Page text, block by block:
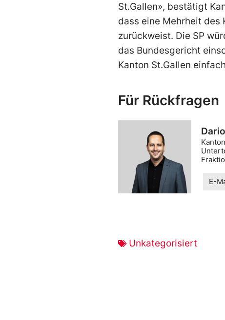
St.Gallen», bestätigt
dass eine Mehrheit des
zurückweist. Die SP
das Bundesgericht
Kanton St.Gallen
Für Rückfragen
E-
Unkategorisiert